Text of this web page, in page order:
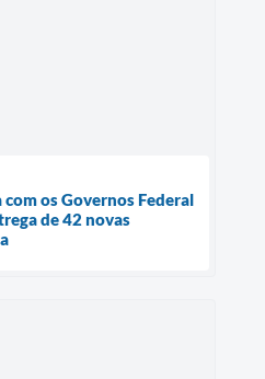
os Governos Federal
de 42 novas